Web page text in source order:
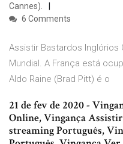
Cannes).
6 Comments
Assistir Bastardos Inglórios
Mundial. A França está
Aldo Raine (Brad Pitt) é o
21 de fev de 2020 -
Online, Vingança
streaming Português,